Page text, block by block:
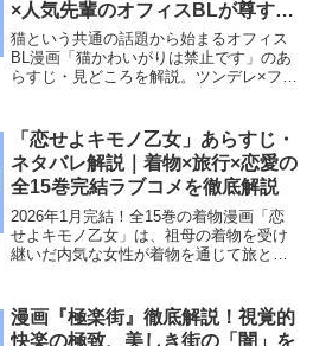
×人気先輩のオフィスBLが尊すぎ
る
猫という共通の話題から始まるオフィス
BL漫画「猫かわいがりは禁止です」のあ
らすじ・見どころを解説。ツンデレ×フレ
「恋せよキモノ乙女」あらすじ・
ネタバレ解説｜着物×旅行×恋愛の
全15巻完結ラブコメを徹底解説
2026年1月完結！全15巻の着物漫画「恋
せよキモノ乙女」は、祖母の着物を受け
継いだ内気な女性が着物を通じて旅と恋
漫画『極楽街』徹底解説！視覚的
快楽の極致、美しき街の「闇」を